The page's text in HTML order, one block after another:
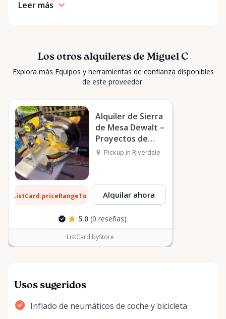
Leer más
Los otros alquileres de Miguel C
Explora más Equipos y herramientas de confianza disponibles
de este proveedor.
Alquiler de Sierra
de Mesa Dewalt –
Proyectos de
Taller Riverdale
Pickup in Riverdale
ListCard.priceRangeTo por díaAlquilar ahora
5.0 (0 reseñas)
ListCard.byStore
Usos sugeridos
Inflado de neumáticos de coche y bicicleta